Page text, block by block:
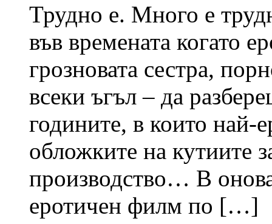
Трудно е. Много е
във времената когато
грозновата сестра,
всеки ъгъл – да
годините, в които най-
обложките на кутиите
производство… В
еротичен филм по […]